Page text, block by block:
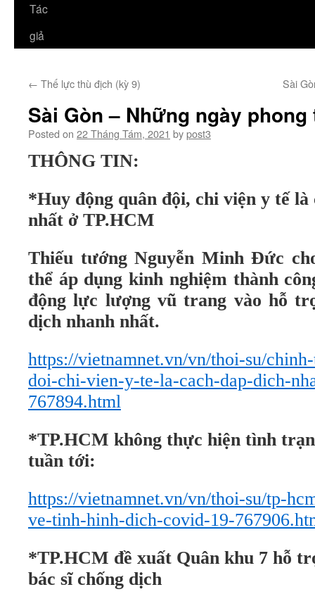
Tác
giả
← Thế lực thù địch (kỳ 9) Sài
Sài Gòn – Những ngày phong
Posted on 22 Tháng Tám, 2021 bypost3
THÔNG TIN:
*Huy động quân đội, chi viện y tế là
nhất ở TP.HCM
Thiếu tướng Nguyễn Minh Đức
thể áp dụng kinh nghiệm thành
động lực lượng vũ trang vào hỗ
dịch nhanh nhất.
https://vietnamnet.vn/vn/thoi-su/
doi-chi-vien-y-te-la-cach-dap-dich-
767894.html
*TP.HCM không thực hiện tình
tuần tới:
https://vietnamnet.vn/vn/thoi-su/tp-
ve-tinh-hinh-dich-covid-19-
*TP.HCM đề xuất Quân khu 7 hỗ
bác sĩ chống dịch